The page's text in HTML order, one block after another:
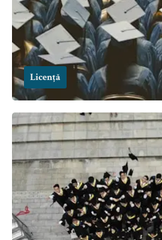
Licență